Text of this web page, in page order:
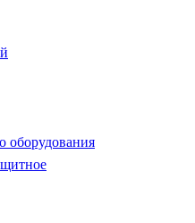
оборудования